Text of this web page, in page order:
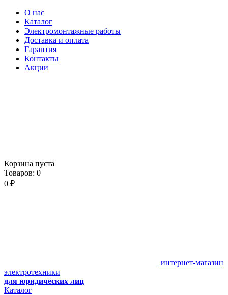
О нас
Каталог
Электромонтажные работы
Доставка и оплата
Гарантия
Контакты
Акции
Корзина пуста
Товаров: 0
0 ₽
интернет-магазин
электротехники
для юридических лиц
Каталог